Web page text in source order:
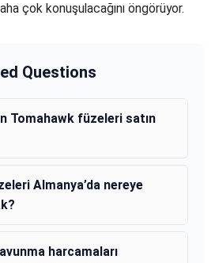
çok konuşulacağını öngörüyor.
Questions
Tomahawk füzeleri satın
Almanya’da nereye
harcamaları